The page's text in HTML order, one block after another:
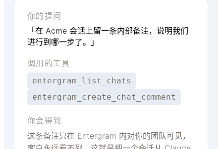
你的提问
「在 Acme 会话上留一条内部备注，说明我们
进行到哪一步了。」
调用的工具
entergram_list_chats
entergram_create_chat_comment
你会得到
这条备注只在 Entergram 内对你的团队可见，